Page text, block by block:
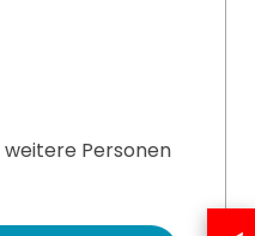
weitere Personen